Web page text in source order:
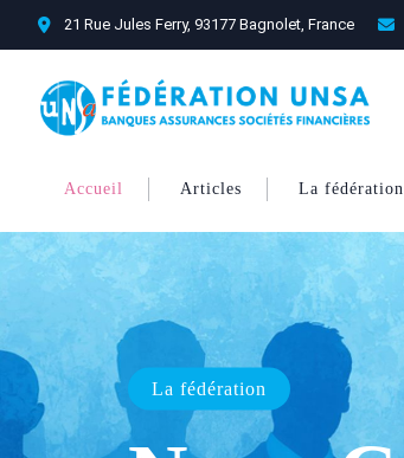
21 Rue Jules Ferry, 93177 Bagnolet, France
Accueil Articles La fédération
Implantations